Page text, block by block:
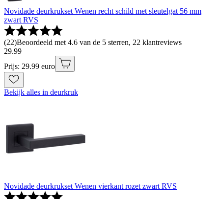
Novidade deurkrukset Wenen recht schild met sleutelgat 56 mm
zwart RVS
(22)Beoordeeld met 4.6 van de 5 sterren, 22 klantreviews
29.99
Prijs: 29.99 euro
Bekijk alles in deurkruk
Novidade deurkrukset Wenen vierkant rozet zwart RVS